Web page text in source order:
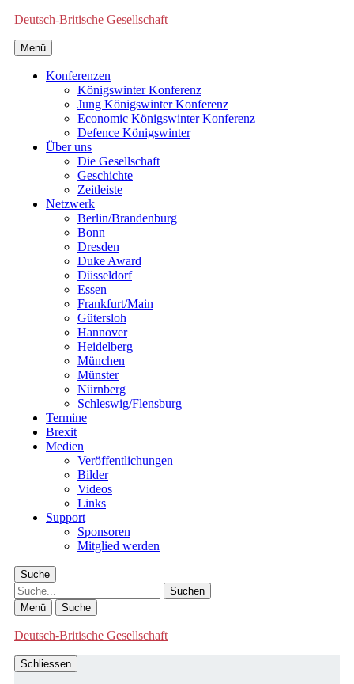
Deutsch-Britische Gesellschaft
Menü
Konferenzen
Königswinter Konferenz
Jung Königswinter Konferenz
Economic Königswinter Konferenz
Defence Königswinter
Über uns
Die Gesellschaft
Geschichte
Zeitleiste
Netzwerk
Berlin/Brandenburg
Bonn
Dresden
Duke Award
Düsseldorf
Essen
Frankfurt/Main
Gütersloh
Hannover
Heidelberg
München
Münster
Nürnberg
Schleswig/Flensburg
Termine
Brexit
Medien
Veröffentlichungen
Bilder
Videos
Links
Support
Sponsoren
Mitglied werden
Suche
Suche
Menü Suche
Deutsch-Britische Gesellschaft
Schliessen